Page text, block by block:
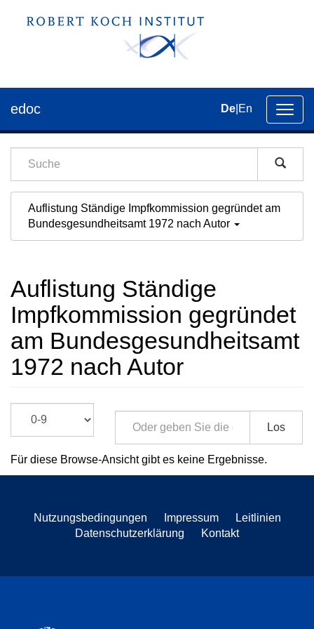
der
edoc De En
Auflistung Ständige Impfkommission gegründet am
Bundesgesundheitsamt 1972 nach Autor
Auflistung Ständige
Impfkommission gegründet
am Bundesgesundheitsamt
1972 nach Autor
Los
Für diese Browse-Ansicht gibt es keine Ergebnisse.
Nutzungsbedingungen Impressum
Leitlinien
Datenschutzerklärung
Kontakt